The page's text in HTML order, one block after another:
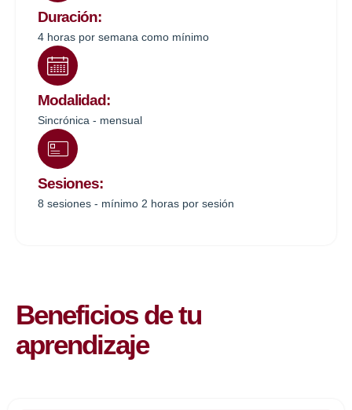
Duración:
4 horas por semana como mínimo
Modalidad:
Sincrónica - mensual
Sesiones:
8 sesiones - mínimo 2 horas por sesión
Beneficios de tu
aprendizaje